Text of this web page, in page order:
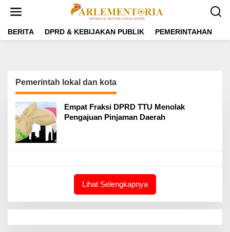
t
BERITA DPRD & KEBIJAKAN PUBLIK PEMERINTAHAN
Pemerintah lokal dan kota
Empat Fraksi DPRD TTU Menolak
Pengajuan Pinjaman Daerah
Lihat Selengkapnya